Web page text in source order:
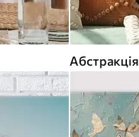
Абстракція